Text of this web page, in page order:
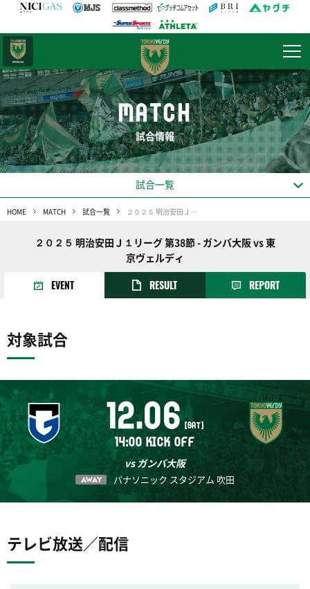
MATCH
試合情報
試合一覧
HOME MATCH 試合一覧 ２０２５ 明治安田Ｊ１リーグ 第38節
２０２５ 明治安田Ｊ１リーグ 第38節 - ガンバ大阪 vs 東
京ヴェルディ
EVENT RESULT REPORT
対象試合
12.06 [SAT]
14:00 KICK OFF
vs ガンバ大阪
AWAY パナソニック スタジアム 吹田
テレビ放送／配信